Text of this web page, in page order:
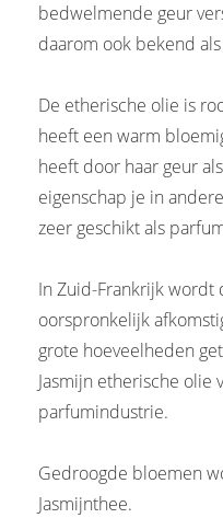
bedwelmende geur
daarom ook bekend
De etherische olie is
heeft een warm
heeft door haar geur
eigenschap je in
zeer geschikt als
In Zuid-Frankrijk wordt
oorspronkelijk
grote hoeveelheden
Jasmijn etherische olie
parfumindustrie.
Gedroogde bloemen
Jasmijnthee.